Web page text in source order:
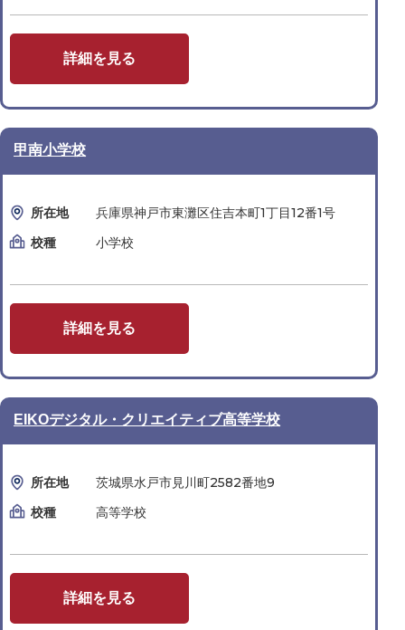
詳細を見る
甲南小学校
所在地
兵庫県神戸市東灘区住吉本町1丁目12番1号
校種
小学校
詳細を見る
EIKOデジタル・クリエイティブ高等学校
所在地
茨城県水戸市見川町2582番地9
校種
高等学校
詳細を見る